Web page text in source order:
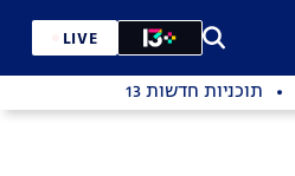
LIVE
תוכניות חדשות 13